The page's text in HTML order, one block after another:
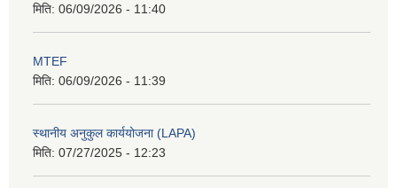
मिति: 06/09/2026 - 11:40
MTEF
मिति: 06/09/2026 - 11:39
स्थानीय अनुकुल कार्ययोजना (LAPA)
मिति: 07/27/2025 - 12:23